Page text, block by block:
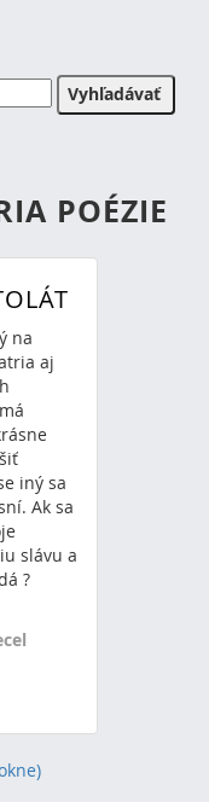
POÉZIE
na
aj
iný sa
Ak sa
slávu a
?